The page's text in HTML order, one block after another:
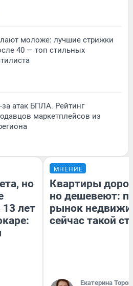
моложе: лучшие стрижки
40 — топ стильных
за атак БПЛА. Рейтинг
маркетплейсов из
но
лет
МНЕНИЕ
Квартиры
но дешевеют:
рынок
сейчас такой
Екатерина